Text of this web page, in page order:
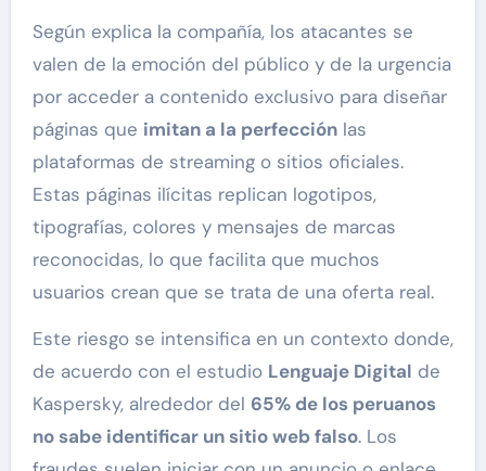
Según explica la compañía, los atacantes se
valen de la emoción del público y de la urgencia
por acceder a contenido exclusivo para diseñar
páginas que imitan a la perfecciónlas
plataformas de streaming o sitios oficiales.
Estas páginas ilícitas replican logotipos,
tipografías, colores y mensajes de marcas
reconocidas, lo que facilita que muchos
usuarios crean que se trata de una oferta real.
Este riesgo se intensifica en un contexto donde,
de acuerdo con el estudio Lenguaje Digital de
Kaspersky, alrededor del 65% de los peruanos
no sabe identificar un sitio web falso. Los